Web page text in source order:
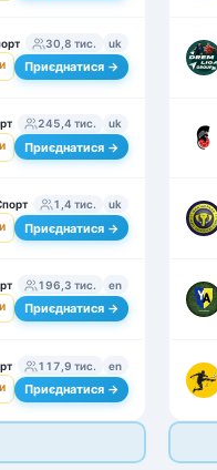
30,8 тис. uk
Приєднатися →
245,4 тис. uk
Приєднатися →
1,4 тис. uk
Приєднатися →
196,3 тис. en
Приєднатися →
117,9 тис. en
Приєднатися →